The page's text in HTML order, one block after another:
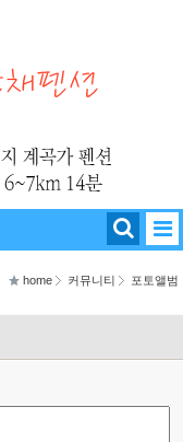
home 커뮤니티 포토앨범